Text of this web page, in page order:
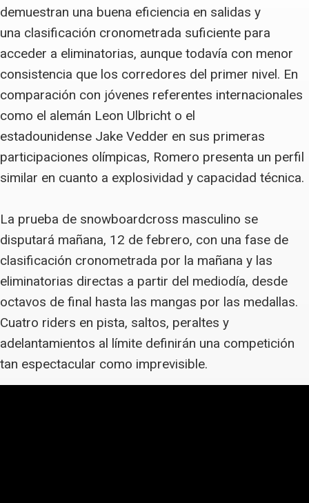
demuestran una buena eficiencia en salidas y
una clasificación cronometrada suficiente para
acceder a eliminatorias, aunque todavía con menor
consistencia que los corredores del primer nivel. En
comparación con jóvenes referentes internacionales
como el alemán Leon Ulbricht o el
estadounidense Jake Vedder en sus primeras
participaciones olímpicas, Romero presenta un perfil
similar en cuanto a explosividad y capacidad técnica.
La prueba de snowboardcross masculino se
disputará mañana, 12 de febrero, con una fase de
clasificación cronometrada por la mañana y las
eliminatorias directas a partir del mediodía, desde
octavos de final hasta las mangas por las medallas.
Cuatro riders en pista, saltos, peraltes y
adelantamientos al límite definirán una competición
tan espectacular como imprevisible.